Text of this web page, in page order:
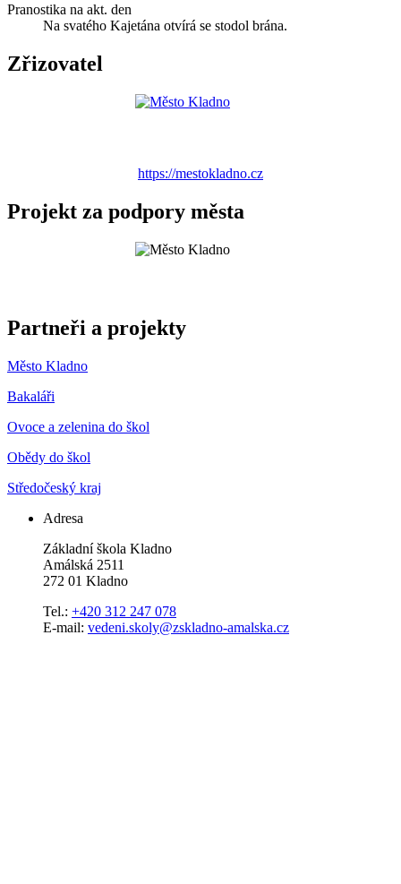
Pranostika na akt. den
Na svatého Kajetána otvírá se stodol brána.
Zřizovatel
https://mestokladno.cz
Projekt za podpory města
Partneři a projekty
Město Kladno
Bakaláři
Ovoce a zelenina do škol
Obědy do škol
Středočeský kraj
Adresa
Základní škola Kladno
Amálská 2511
272 01 Kladno
Tel.: +420 312 247 078
E-mail: vedeni.skoly@zskladno-amalska.cz